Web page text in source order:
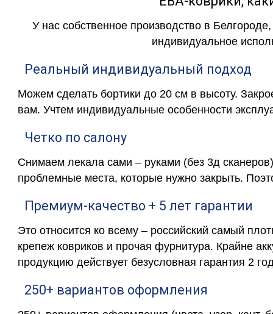
У нас собственное производство в
индивидуальное
Реальный индивидуальный подход
Можем сделать бортики до 20 см в высоту.
вам. Учтем индивидуальные особенности
Четко по салону
Снимаем лекала сами – руками (без 3д
проблемные места, которые нужно закрыть.
Премиум-качество + 5 лет гарантии
Это относится ко всему – российский самый
крепеж ковриков и прочая фурнитура. Крайне
продукцию действует безусловная гарантия 2
250+ вариантов оформления